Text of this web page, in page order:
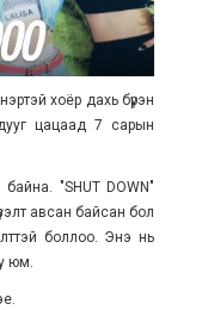
хоёр дахь бүрэн
цацаад 7 сарын
"SHUT DOWN"
авсан байсан бол
боллоо. Энэ нь
юм.